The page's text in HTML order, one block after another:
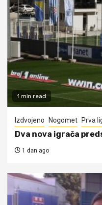
1 min read
Izdvojeno Nogomet Prva
Dva nova igrača
1 dan ago